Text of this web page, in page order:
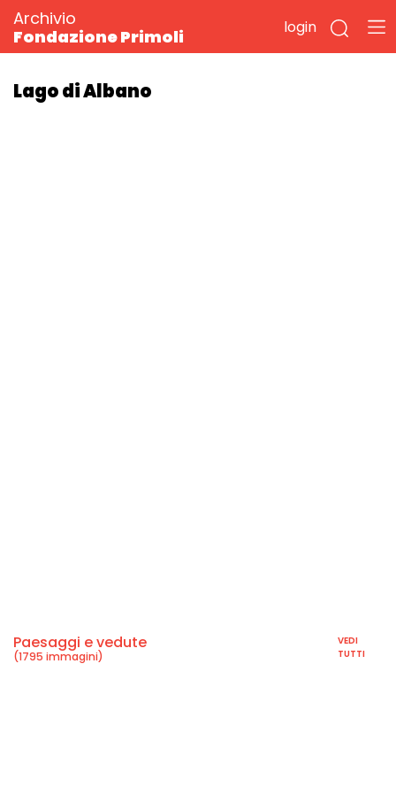
Archivio
Fondazione Primoli
login
Lago di Albano
Paesaggi e vedute
(1795 immagini)
VEDI
TUTTI